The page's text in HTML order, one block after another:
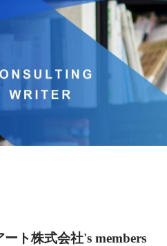
ート株式会社's members